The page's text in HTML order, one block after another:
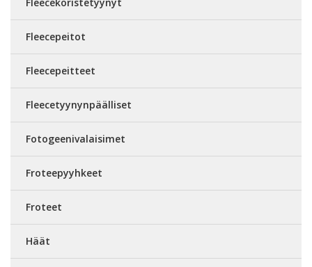
Fleecepeitot
Fleecepeitteet
Fleecetyynynpäälliset
Fotogeenivalaisimet
Froteepyyhkeet
Froteet
Häät